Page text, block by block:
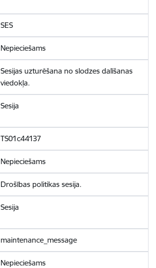
SES
Nepieciešams
Sesijas uzturēšana no slodzes dalīšanas
viedokļa.
Sesija
TS01c44137
Nepieciešams
Drošības politikas sesija.
Sesija
maintenance_message
Nepieciešams